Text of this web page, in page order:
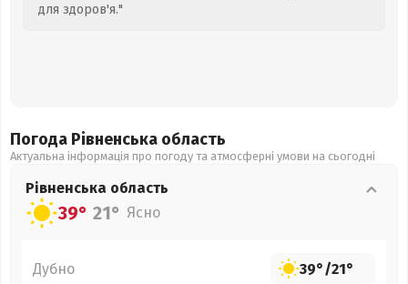
для здоров'я."
Погода Рівненська область
Актуальна інформація про погоду та атмосферні умови на сьогодні
Рівненська область
39° 21° Ясно
Дубно 39°/21°